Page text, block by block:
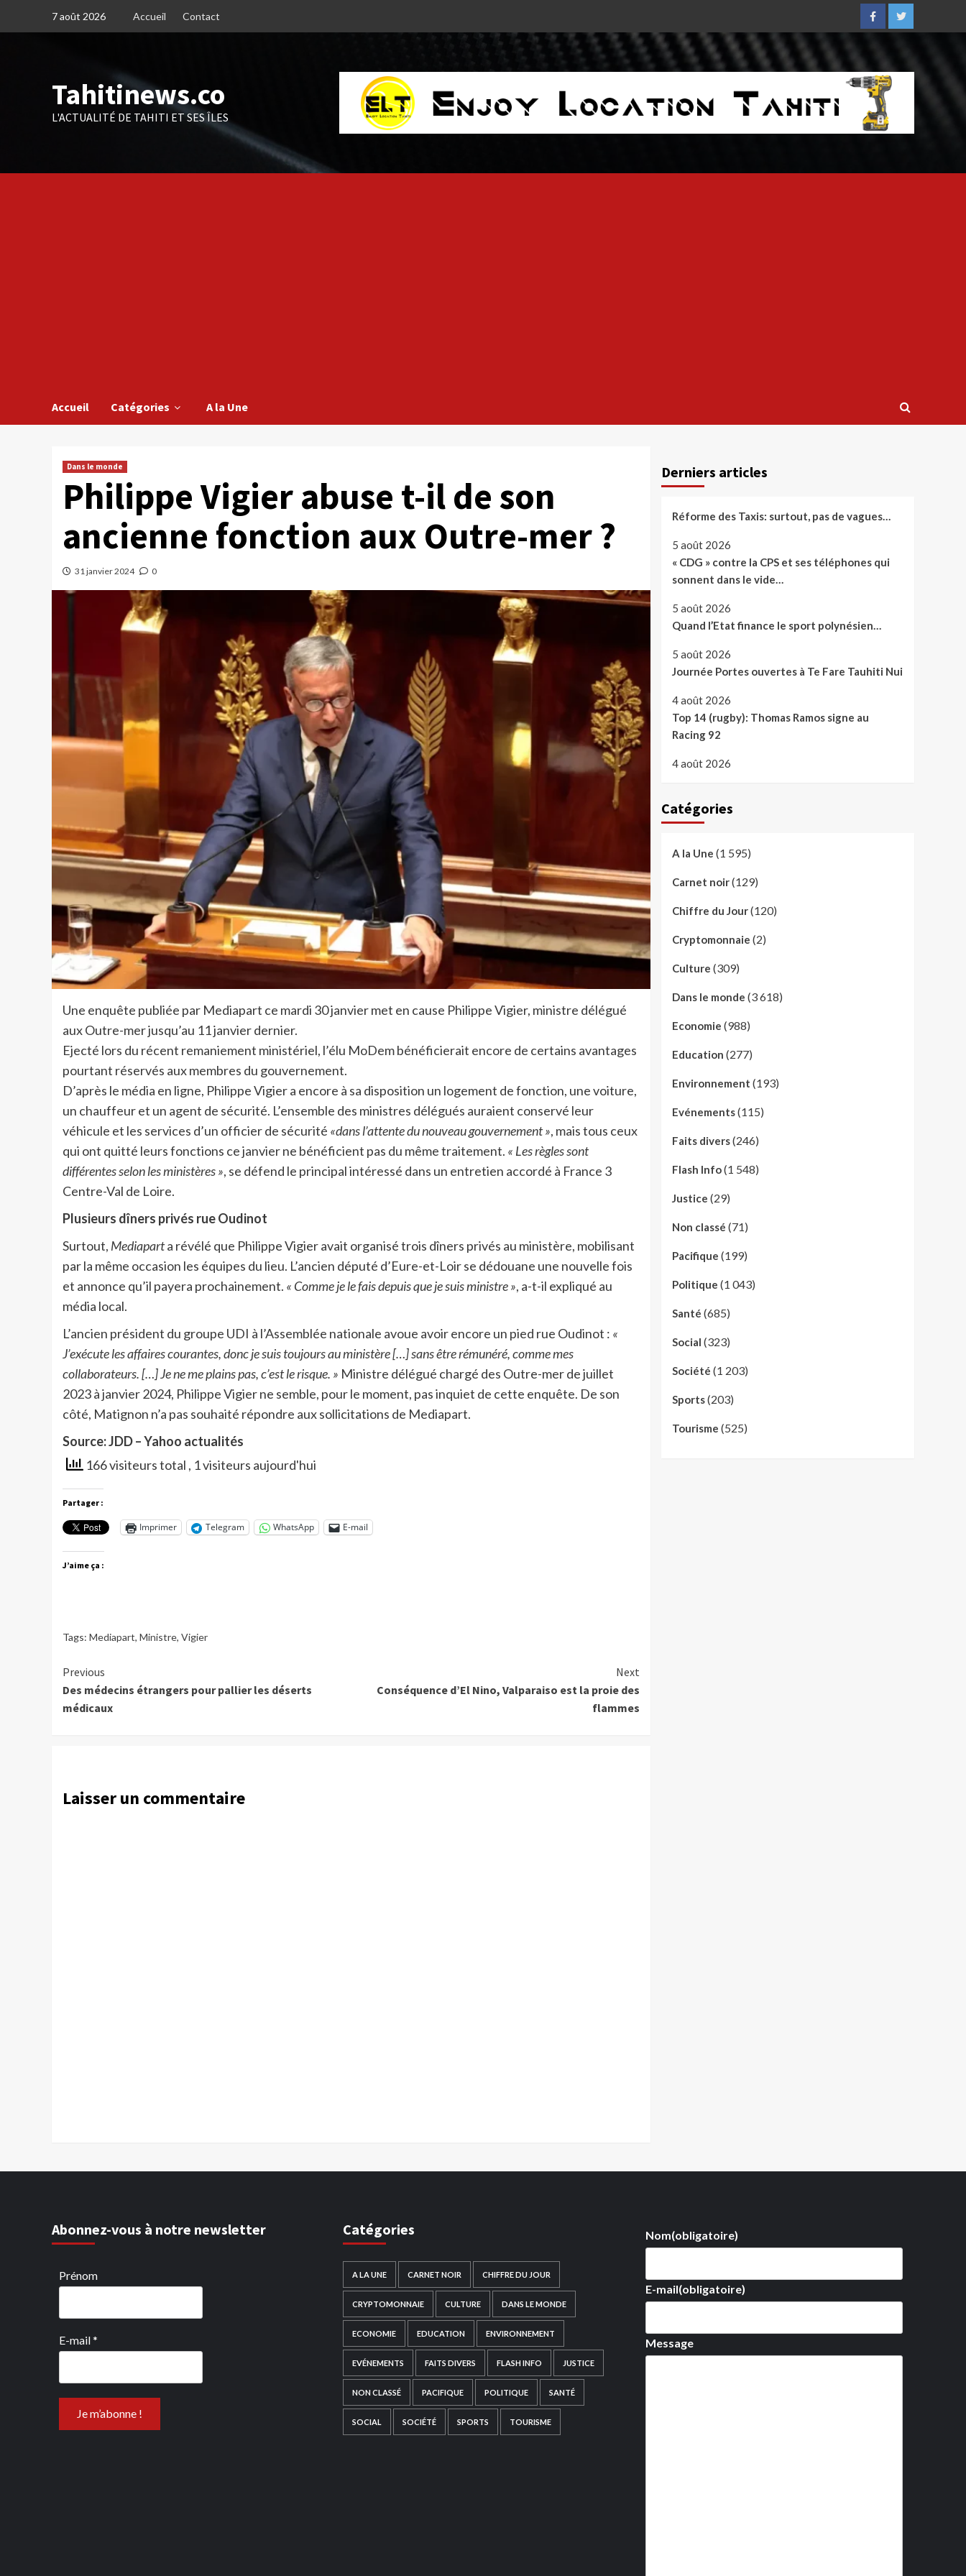
7 août 2026 Accueil Contact
FacebookTwitter
Tahitinews.co
L'ACTUALITÉ DE TAHITI ET SES ÎLES
Accueil Catégories A la Une
Dans le monde
Philippe Vigier abuse t-il de son
ancienne fonction aux Outre-mer ?
31 janvier 2024 0
Une enquête publiée par Mediapart ce mardi 30 janvier met en cause Philippe Vigier, ministre délégué
aux Outre-mer jusqu’au 11 janvier dernier.
Ejecté lors du récent remaniement ministériel, l’élu MoDem bénéficierait encore de certains avantages
pourtant réservés aux membres du gouvernement.
D’après le média en ligne, Philippe Vigier a encore à sa disposition un logement de fonction, une voiture,
un chauffeur et un agent de sécurité. L’ensemble des ministres délégués auraient conservé leur
véhicule et les services d’un officier de sécurité «dans l’attente du nouveau gouvernement », mais tous ceux
qui ont quitté leurs fonctions ce janvier ne bénéficient pas du même traitement. « Les règles sont
différentes selon les ministères », se défend le principal intéressé dans un entretien accordé à France 3
Centre-Val de Loire.
Plusieurs dîners privés rue Oudinot
Surtout, Mediaparta révélé que Philippe Vigier avait organisé trois dîners privés au ministère, mobilisant
par la même occasion les équipes du lieu. L’ancien député d’Eure-et-Loir se dédouane une nouvelle fois
et annonce qu’il payera prochainement. « Comme je le fais depuis que je suis ministre », a-t-il expliqué au
média local.
L’ancien président du groupe UDI à l’Assemblée nationale avoue avoir encore un pied rue Oudinot : «
J’exécute les affaires courantes, donc je suis toujours au ministère […] sans être rémunéré, comme mes
collaborateurs. […] Je ne me plains pas, c’est le risque. » Ministre délégué chargé des Outre-mer de juillet
2023 à janvier 2024, Philippe Vigier ne semble, pour le moment, pas inquiet de cette enquête. De son
côté, Matignon n’a pas souhaité répondre aux sollicitations de Mediapart.
Source: JDD – Yahoo actualités
166 visiteurs total , 1 visiteurs aujourd'hui
Partager :
Imprimer Telegram WhatsApp E-mail
J’aime ça :
Tags: Mediapart, Ministre, Vigier
Continue
Reading
Previous
Des médecins étrangers pour pallier les déserts
médicaux
Next
Conséquence d’El Nino, Valparaiso est la proie des
flammes
Laisser un commentaire
Derniers articles
Réforme des Taxis: surtout, pas de vagues…
5 août 2026
« CDG » contre la CPS et ses téléphones qui
sonnent dans le vide…
5 août 2026
Quand l’Etat finance le sport polynésien…
5 août 2026
Journée Portes ouvertes à Te Fare Tauhiti Nui
4 août 2026
Top 14 (rugby): Thomas Ramos signe au
Racing 92
4 août 2026
Catégories
A la Une (1 595)
Carnet noir(129)
Chiffre du Jour(120)
Cryptomonnaie (2)
Culture (309)
Dans le monde (3 618)
Economie (988)
Education (277)
Environnement (193)
Evénements(115)
Faits divers(246)
Flash Info(1 548)
Justice (29)
Non classé (71)
Pacifique (199)
Politique (1 043)
Santé (685)
Social (323)
Société (1 203)
Sports(203)
Tourisme (525)
Abonnez-vous à notre newsletter
Prénom
E-mail*
Catégories
A LA UNE CARNET NOIR CHIFFRE DU JOUR
CRYPTOMONNAIE CULTURE DANS LE MONDE
ECONOMIE EDUCATION ENVIRONNEMENT
EVÉNEMENTS FAITS DIVERS FLASH INFO JUSTICE
NON CLASSÉ PACIFIQUE POLITIQUE SANTÉ
SOCIAL SOCIÉTÉ SPORTS TOURISME
Nom(obligatoire)
E-mail(obligatoire)
Message